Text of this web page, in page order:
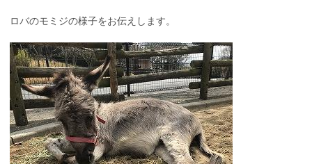
ロバのモミジの様子をお伝えします。